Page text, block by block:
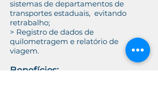
sistemas de departamentos de
transportes estaduais, evitando
retrabalho;
> Registro de dados de
quilometragem e relatório de
viagem.
Benefícios: